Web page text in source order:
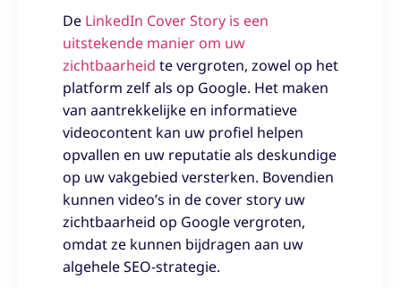
De LinkedIn Cover Story is een
uitstekende manier om uw
zichtbaarheid te vergroten, zowel op het
platform zelf als op Google. Het maken
van aantrekkelijke en informatieve
videocontent kan uw profiel helpen
opvallen en uw reputatie als deskundige
op uw vakgebied versterken. Bovendien
kunnen video’s in de cover story uw
zichtbaarheid op Google vergroten,
omdat ze kunnen bijdragen aan uw
algehele SEO-strategie.